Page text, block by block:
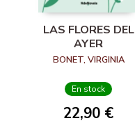
LAS FLORES DEL
AYER
BONET, VIRGINIA
En stock
22,90 €